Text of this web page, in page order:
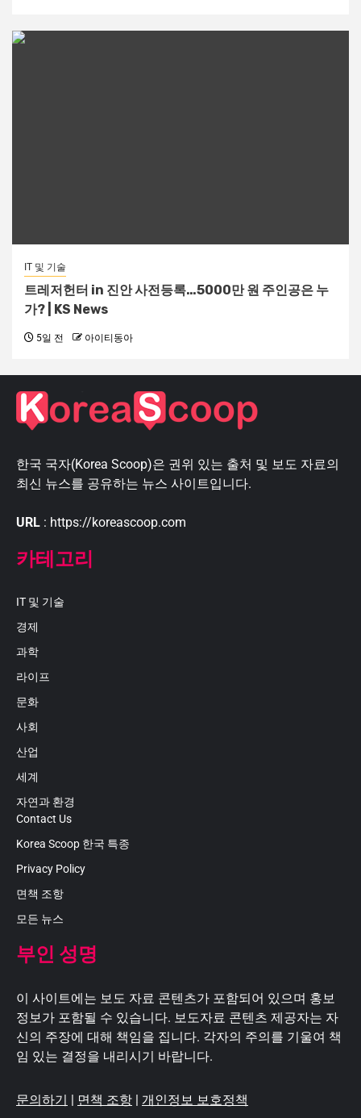
IT 및 기술
트레저헌터 in 진안 사전등록…5000만 원 주인공은 누
가? | KS News
5일 전 아이티동아
한국 국자(Korea Scoop)은 권위 있는 출처 및 보도 자료의
최신 뉴스를 공유하는 뉴스 사이트입니다.
URL : https://koreascoop.com
카테고리
IT 및 기술
경제
과학
라이프
문화
사회
산업
세계
자연과 환경
Contact Us
Korea Scoop 한국 특종
Privacy Policy
면책 조항
모든 뉴스
부인 성명
이 사이트에는 보도 자료 콘텐츠가 포함되어 있으며 홍보
정보가 포함될 수 있습니다. 보도자료 콘텐츠 제공자는 자
신의 주장에 대해 책임을 집니다. 각자의 주의를 기울여 책
임 있는 결정을 내리시기 바랍니다.
문의하기 | 면책 조항 | 개인정보 보호정책